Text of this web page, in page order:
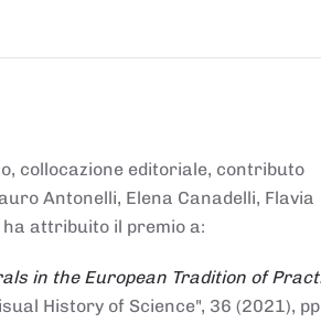
collocazione editoriale, contributo
Antonelli, Elena Canadelli, Flavia
ha attribuito il premio a:
in the European Tradition of
History of Science", 36 (2021),